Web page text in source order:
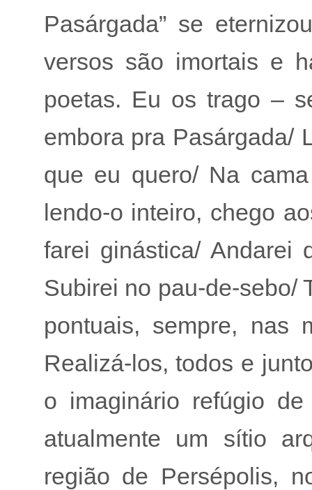
Pasárgada” se
versos são imortais e
poetas. Eu os trago –
embora pra Pasárgada/
que eu quero/ Na
lendo-o inteiro, chego
farei ginástica/ Andarei
Subirei no pau-de-sebo/
pontuais, sempre, nas
Realizá-los, todos e
o imaginário refúgio
atualmente um sítio
região de Persépolis,